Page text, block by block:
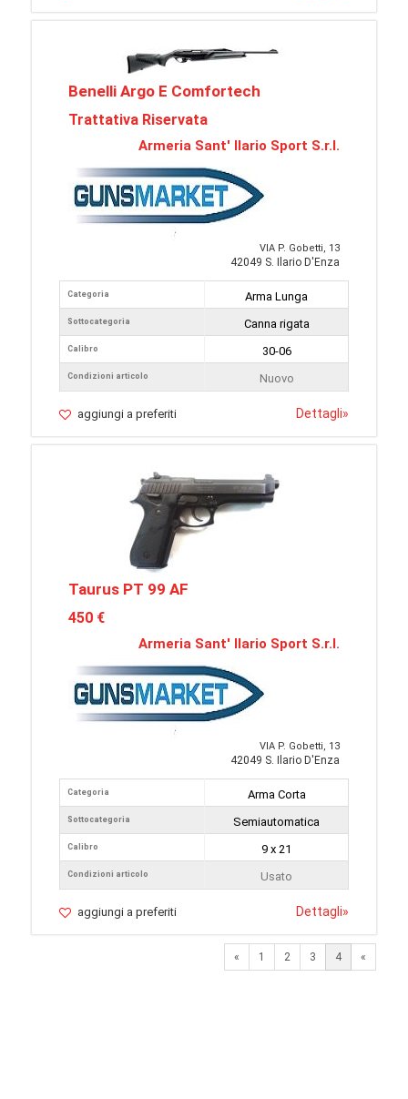
Benelli Argo E Comfortech
Trattativa Riservata
Armeria Sant' Ilario Sport S.r.l.
VIA P. Gobetti, 13
42049 S. Ilario D'Enza
Categoria
Sottocategoria
Calibro
Condizioni articolo
Arma Lunga
Canna rigata
30-06
Nuovo
aggiungi a preferiti Dettagli»
Taurus PT 99 AF
450 €
Armeria Sant' Ilario Sport S.r.l.
VIA P. Gobetti, 13
42049 S. Ilario D'Enza
Categoria
Sottocategoria
Calibro
Condizioni articolo
Arma Corta
Semiautomatica
9 x 21
Usato
aggiungi a preferiti Dettagli»
« Previous
1 2 3 4 «